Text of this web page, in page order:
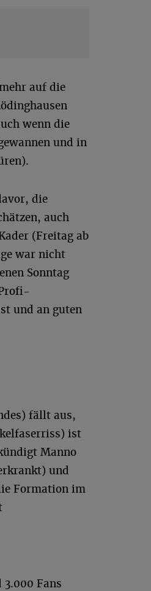
auf die
wenn die
und in
die
auch
(Freitag ab
war nicht
Sonntag
und an guten
fällt aus,
ist
Manno
und
Formation im
Fans